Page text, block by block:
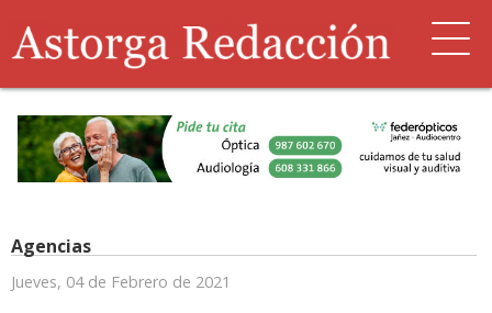
Agencias
Jueves, 04 de Febrero de 2021